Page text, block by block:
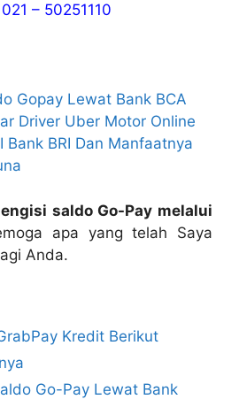
– 50251110
Gopay Lewat Bank BCA
Driver Uber Motor Online
Bank BRI Dan Manfaatnya
saldo Go-Pay melalui
apa yang telah Saya
Anda.
Kredit Berikut
Go-Pay Lewat Bank